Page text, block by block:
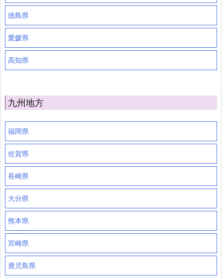
徳島県
愛媛県
高知県
九州地方
福岡県
佐賀県
長崎県
大分県
熊本県
宮崎県
鹿児島県